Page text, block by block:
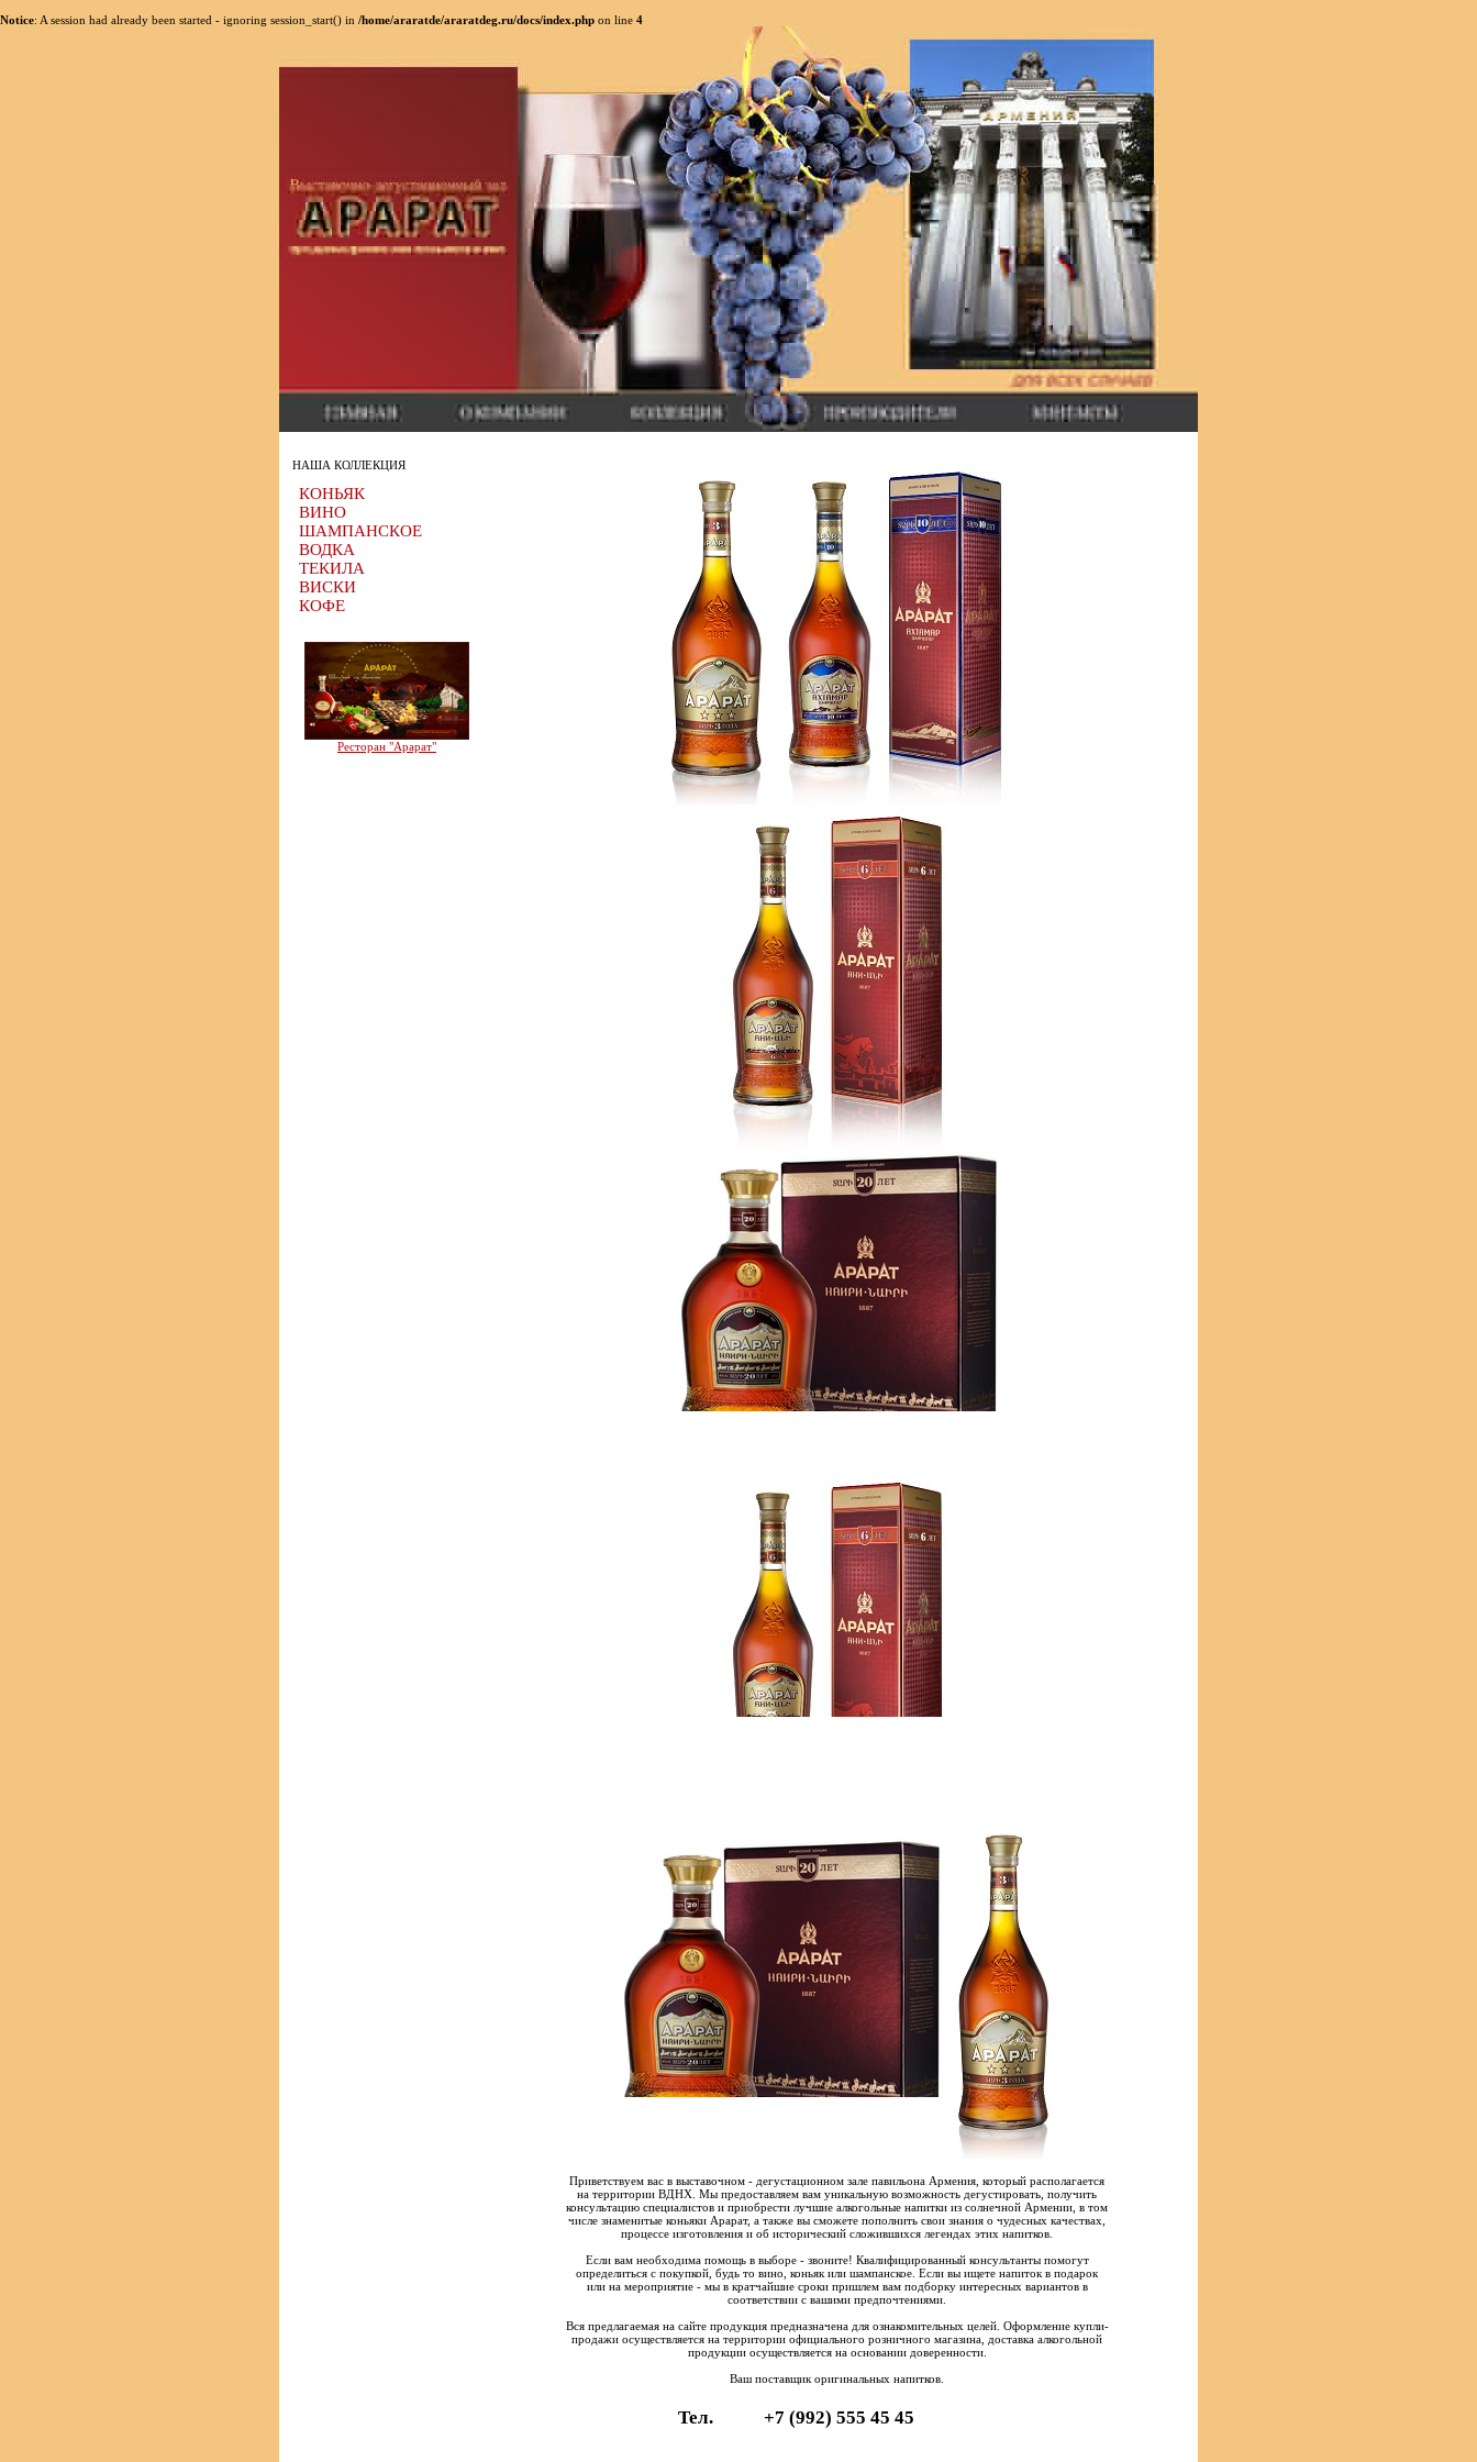
Notice: A session had already been started - ignoring session_start() in /home/araratde/araratdeg.ru/docs/index.php on line 4
НАША КОЛЛЕКЦИЯ
КОНЬЯК
ВИНО
ШАМПАНСКОЕ
ВОДКА
ТЕКИЛА
ВИСКИ
КОФЕ
Ресторан "Арарат"
Приветствуем вас в выставочном - дегустационном зале павильона Армения, который располагается
на территории ВДНХ. Мы предоставляем вам уникальную возможность дегустировать, получить
консультацию специалистов и приобрести лучшие алкогольные напитки из солнечной Армении, в том
числе знаменитые коньяки Арарат, а также вы сможете пополнить свои знания о чудесных качествах,
процессе изготовления и об исторический сложившихся легендах этих напитков.
Если вам необходима помощь в выборе - звоните! Квалифицированный консультанты помогут
определиться с покупкой, будь то вино, коньяк или шампанское. Если вы ищете напиток в подарок
или на мероприятие - мы в кратчайшие сроки пришлем вам подборку интересных вариантов в
соответствии с вашими предпочтениями.
Вся предлагаемая на сайте продукция предназначена для ознакомительных целей. Оформление купли-
продажи осуществляется на территории официального розничного магазина, доставка алкогольной
продукции осуществляется на основании доверенности.
Ваш поставщик оригинальных напитков.
Тел. +7 (992) 555 45 45